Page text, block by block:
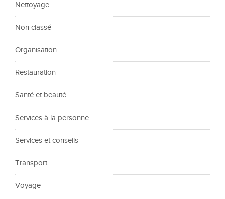
Nettoyage
Non classé
Organisation
Restauration
Santé et beauté
Services à la personne
Services et conseils
Transport
Voyage